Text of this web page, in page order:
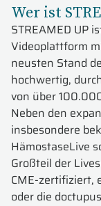
Wer ist
STREAMED UP
Videoplattform
neusten Stand
hochwertig,
von über
Neben den
insbesondere
HämostaseLive
Großteil der
CME-zertifiziert,
oder die